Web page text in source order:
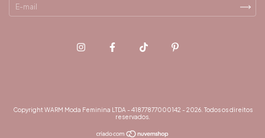
Copyright WARM Moda Feminina LTDA - 41877877000142 - 2026. Todos os direitos
reservados.